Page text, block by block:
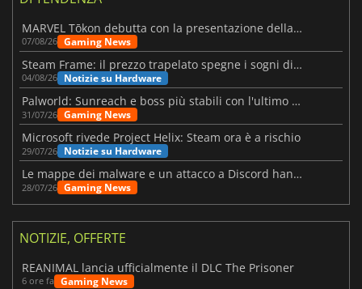
MARVEL Tōkon debutta con la presentazione della roadmap per il primo anno
07/08/26 Gaming News
Steam Frame: il prezzo trapelato spegne i sogni di un VR economico
04/08/26 Notizie su Hardware
Palworld: Sunreach e boss più stabili con l'ultimo update
31/07/26 Gaming News
Microsoft rivede Project Helix: Steam ora è a rischio
29/07/26 Notizie su Hardware
Le mappe dei malware e un attacco a Discord hanno colpito Meccha Chameleon
28/07/26 Gaming News
NOTIZIE, OFFERTE
REANIMAL lancia ufficialmente il DLC The Prisoner
6 ore fa Gaming News